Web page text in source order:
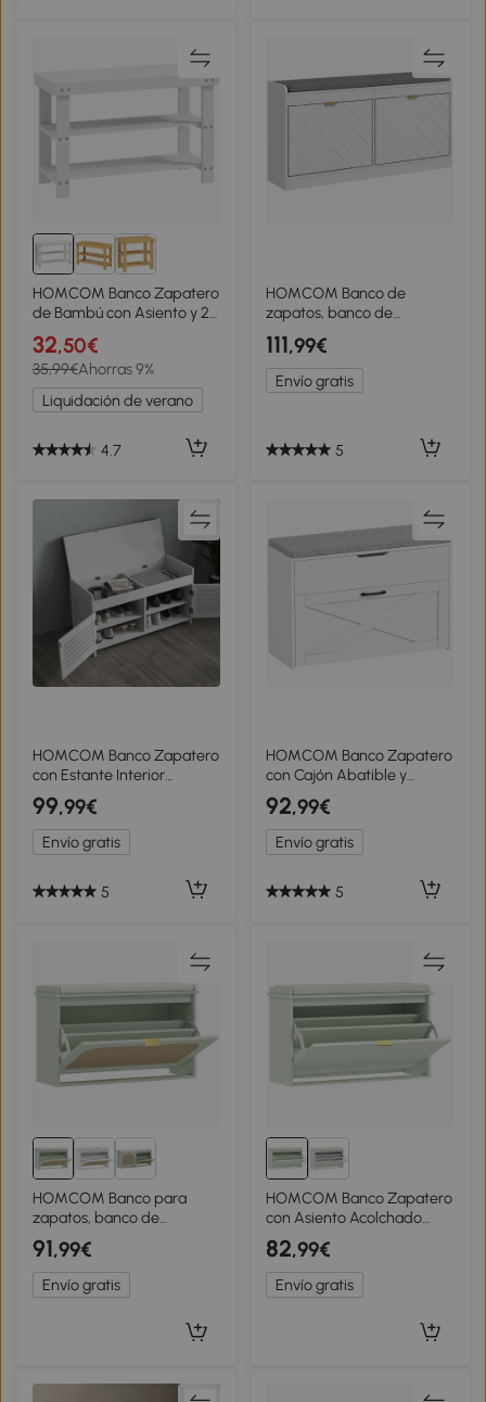
HOMCOM Banco Zapatero
de Bambú con Asiento y 2
Estantes para 6 Pares para
Entrada Salón Dormitorio
70x28x45 cm Blanco
32,50€
35,99€Ahorras 9%
Liquidación de verano
4.7
HOMCOM Banco de
zapatos, banco de
almacenamiento, asiento
acolchado, cajón abatible,
diseño con líneas 106 x 24 x
52,5 cm, blanco
111,99€
Envío gratis
5
HOMCOM Banco Zapatero
con Estante Interior
Regulable en 3 Niveles, en
MDF y Simil Lino,
90x36x50 cm, Blanco y
Gris
99,99€
Envío gratis
5
HOMCOM Banco Zapatero
con Cajón Abatible y
Compartimento,
Capacidad 8 Pares de
Zapatos, 80x30x55 cm,
Blanco
92,99€
Envío gratis
5
HOMCOM Banco para
zapatos, banco de
almacenamiento, asiento
acolchado, cajón abatible,
puerta de ratán, 80 x 26 x
47,5 cm, verde
91,99€
Envío gratis
HOMCOM Banco Zapatero
con Asiento Acolchado
Cajón Abatible Estante
Ajustable para Entrada
Dormitorio 80x26x47,5 cm
Verde Claro
82,99€
Envío gratis